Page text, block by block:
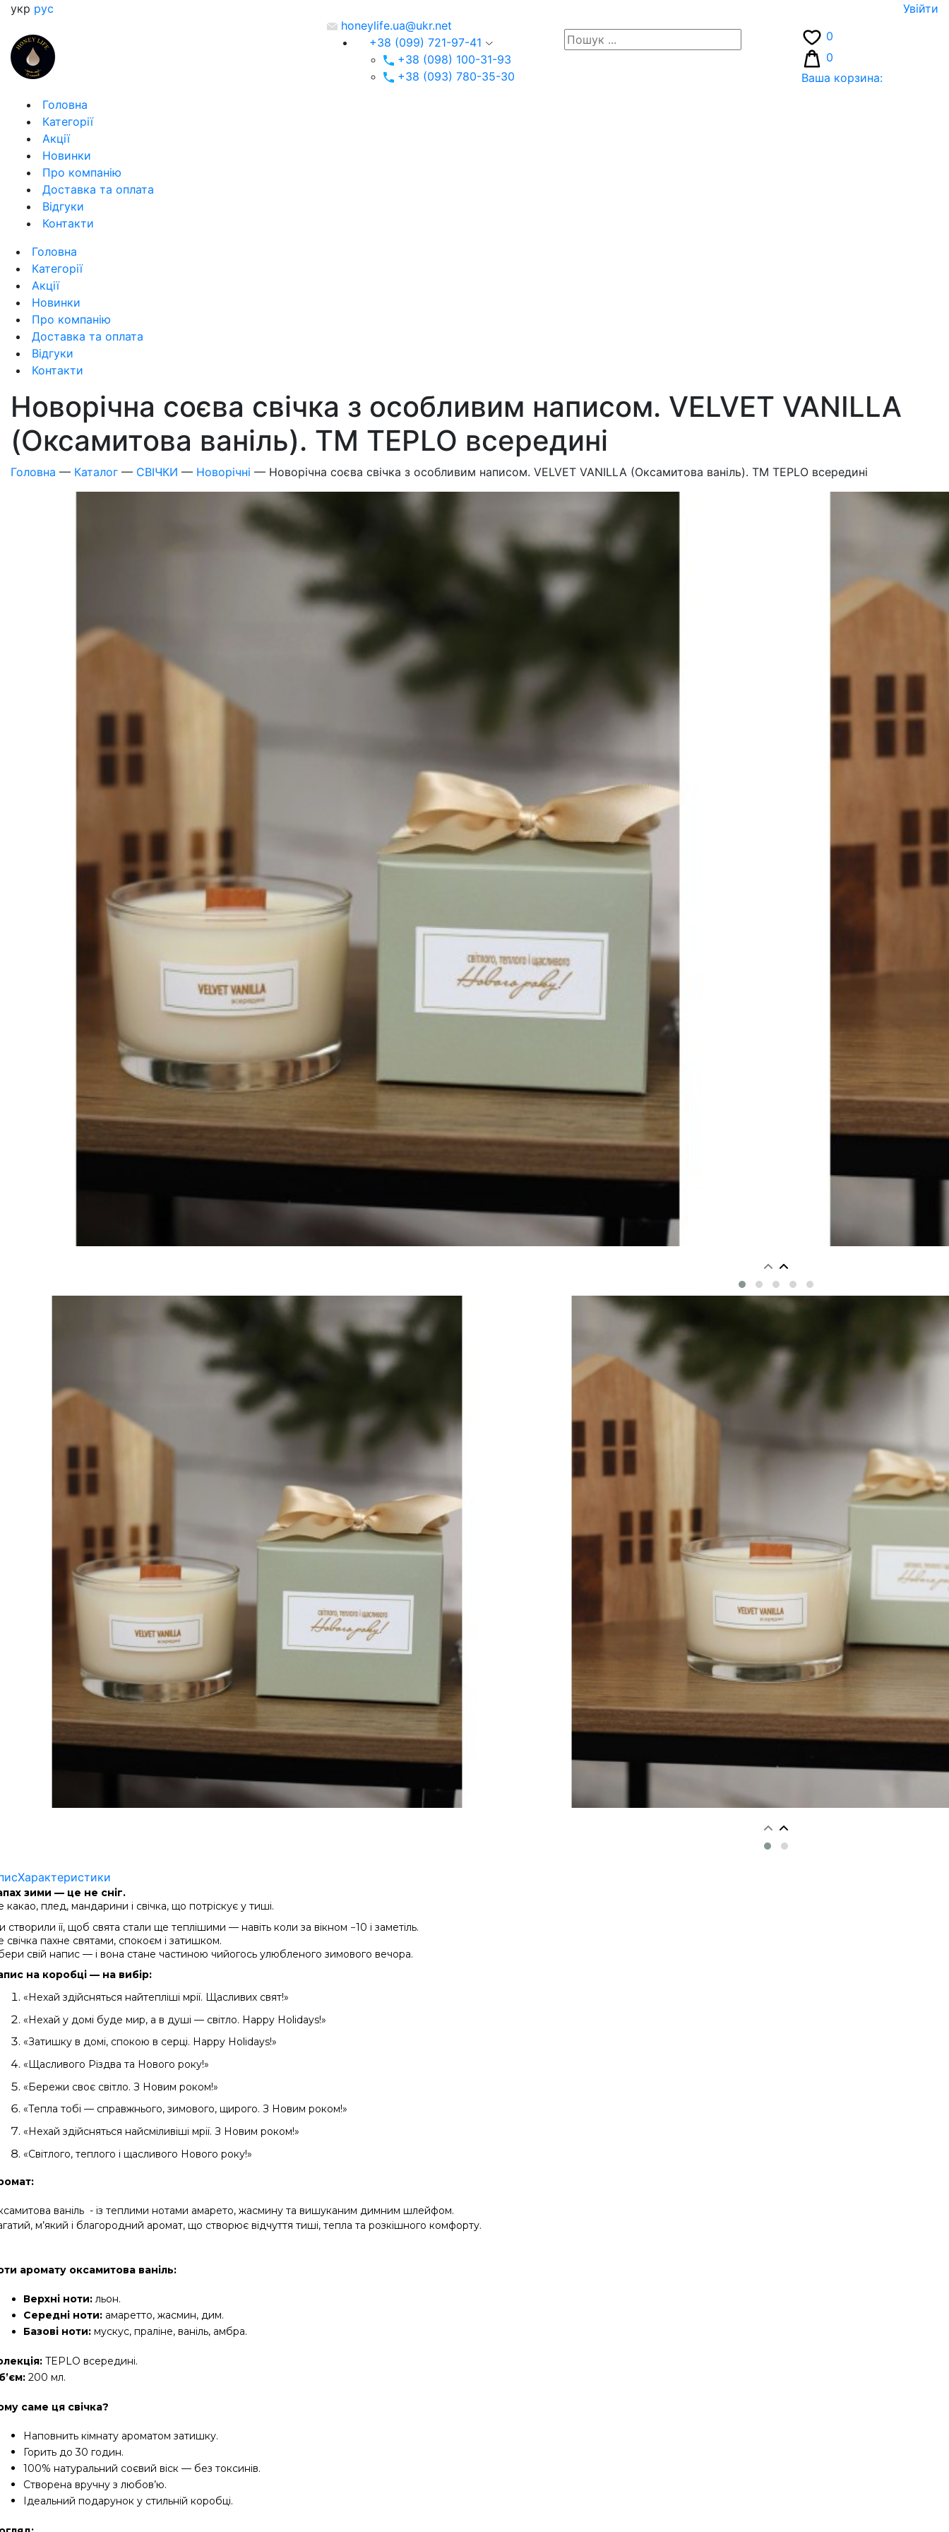
укр рус
Увiйти
honeylife.ua@ukr.net
+38 (099) 721-97-41
+38 (098) 100-31-93
+38 (093) 780-35-30
0
0
Ваша корзина:
Головна
Категорії
Акції
Новинки
Про компанію
Доставка та оплата
Відгуки
Контакти
Головна
Категорії
Акції
Новинки
Про компанію
Доставка та оплата
Відгуки
Контакти
Новорічна соєва свічка з особливим написом. VELVET VANILLA
(Оксамитова ваніль). ТM TEPLO всередині
Головна — Каталог — СВІЧКИ — Новорічні — Новорічна соєва свічка з особливим написом. VELVET VANILLA (Оксамитова ваніль). ТM TEPLO всередині
Характеристики
зими — це не сніг.
какао, плед, мандарини і свічка, що потріскує у тиші.
створили її, щоб свята стали ще теплішими — навіть коли за вікном −10 і заметіль.
свічка пахне святами, спокоєм і затишком.
свій напис — і вона стане частиною чийогось улюбленого зимового вечора.
на коробці — на вибір:
«Нехай здійсняться найтепліші мрії. Щасливих свят!»
«Нехай у домі буде мир, а в душі — світло. Happy Holidays!»
«Затишку в домі, спокою в серці. Happy Holidays!»
«Щасливого Різдва та Нового року!»
«Бережи своє світло. З Новим роком!»
«Тепла тобі — справжнього, зимового, щирого. З Новим роком!»
«Нехай здійсняться найсміливіші мрії. З Новим роком!»
«Світлого, теплого і щасливого Нового року!»
ваніль  - із теплими нотами амарето, жасмину та вишуканим димним шлейфом.
м’який і благородний аромат, що створює відчуття тиші, тепла та розкішного комфорту.
аромату оксамитова ваніль:
Верхні ноти: льон.
Середні ноти: амаретто, жасмин, дим.
Базові ноти: мускус, праліне, ваніль, амбра.
TEPLO всередині.
200 мл.
саме ця свічка?
Наповнить кімнату ароматом затишку.
Горить до 30 годин.
100% натуральний соєвий віск — без токсинів.
Створена вручну з любов’ю.
Ідеальний подарунок у стильній коробці.